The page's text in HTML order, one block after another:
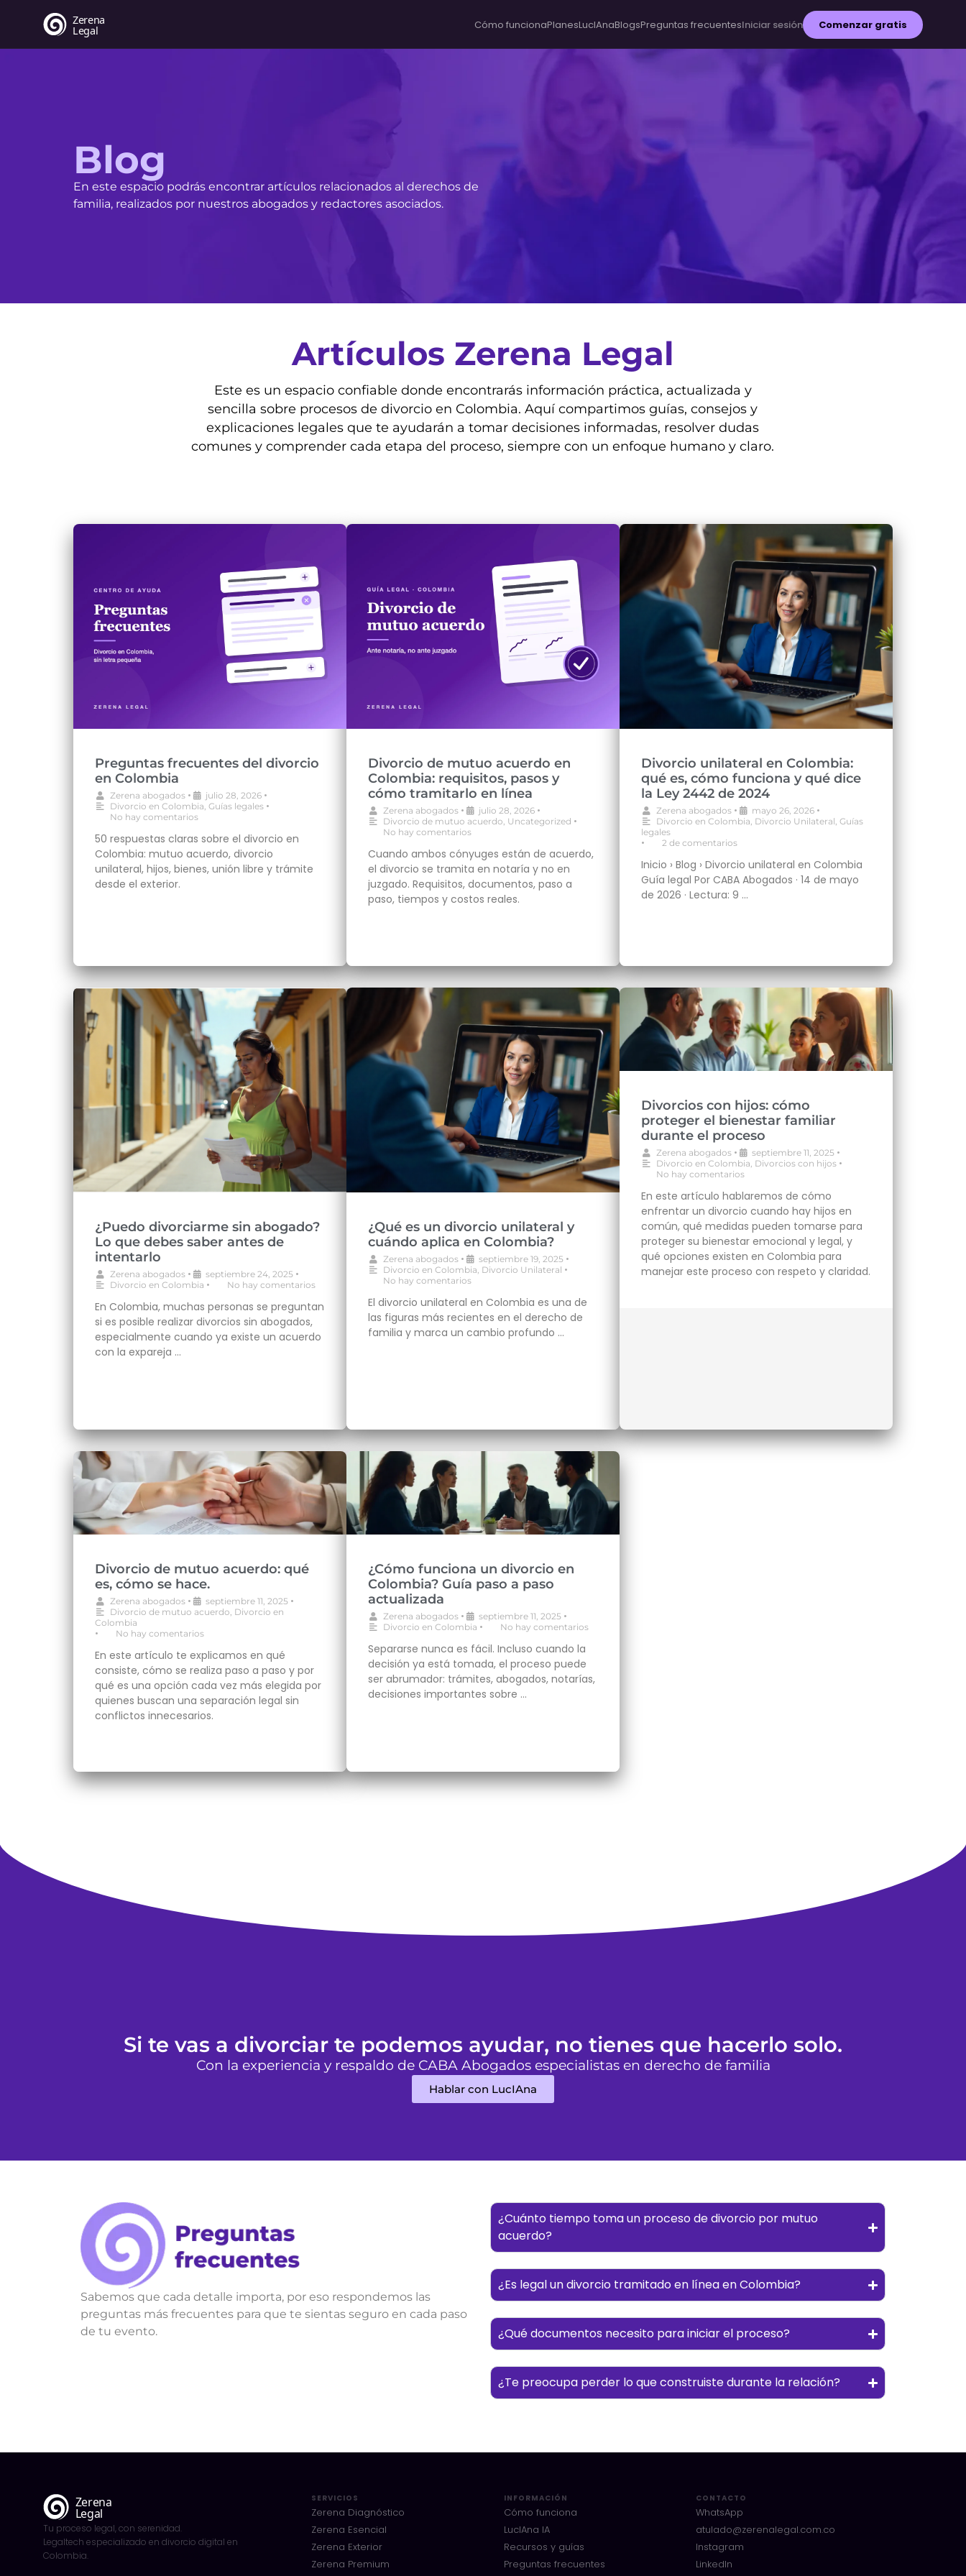
Cómo funcionaPlanesLucIAnaBlogsPreguntas frecuentesIniciar sesión Comenzar gratis
Blog
En este espacio podrás encontrar artículos relacionados al derechos de
familia, realizados por nuestros abogados y redactores asociados.
Artículos Zerena Legal
Este es un espacio confiable donde encontrarás información práctica, actualizada y
sencilla sobre procesos de divorcio en Colombia. Aquí compartimos guías, consejos y
explicaciones legales que te ayudarán a tomar decisiones informadas, resolver dudas
comunes y comprender cada etapa del proceso, siempre con un enfoque humano y claro.
Preguntas frecuentes del divorcio
en Colombia
Zerena abogados • julio 28, 2026 •
Divorcio en Colombia Guías legales •
No hay comentarios
50 respuestas claras sobre el divorcio en
Colombia: mutuo acuerdo, divorcio
unilateral, hijos, bienes, unión libre y trámite
desde el exterior.
Divorcio de mutuo acuerdo en
Colombia: requisitos, pasos y
cómo tramitarlo en línea
Zerena abogados • julio 28, 2026 •
Divorcio de mutuo acuerdo Uncategorized •
No hay comentarios
Cuando ambos cónyuges están de acuerdo,
el divorcio se tramita en notaría y no en
juzgado. Requisitos, documentos, paso a
paso, tiempos y costos reales.
Divorcio unilateral en Colombia:
qué es, cómo funciona y qué dice
la Ley 2442 de 2024
Zerena abogados • mayo 26, 2026 •
Divorcio en Colombia Divorcio Unilateral Guías
legales
• 2 de comentarios
Inicio › Blog › Divorcio unilateral en Colombia
Guía legal Por CABA Abogados · 14 de mayo
de 2026 · Lectura: 9 …
¿Puedo divorciarme sin abogado?
Lo que debes saber antes de
intentarlo
Zerena abogados • septiembre 24, 2025 •
Divorcio en Colombia • No hay comentarios
En Colombia, muchas personas se preguntan
si es posible realizar divorcios sin abogados,
especialmente cuando ya existe un acuerdo
con la expareja …
¿Qué es un divorcio unilateral y
cuándo aplica en Colombia?
Zerena abogados • septiembre 19, 2025 •
Divorcio en Colombia Divorcio Unilateral •
No hay comentarios
El divorcio unilateral en Colombia es una de
las figuras más recientes en el derecho de
familia y marca un cambio profundo …
Divorcios con hijos: cómo
proteger el bienestar familiar
durante el proceso
Zerena abogados • septiembre 11, 2025 •
Divorcio en Colombia, Divorcios con hijos •
No hay comentarios
En este artículo hablaremos de cómo
enfrentar un divorcio cuando hay hijos en
común, qué medidas pueden tomarse para
proteger su bienestar emocional y legal, y
qué opciones existen en Colombia para
manejar este proceso con respeto y claridad.
Divorcio de mutuo acuerdo: qué
es, cómo se hace.
Zerena abogados • septiembre 11, 2025 •
Divorcio de mutuo acuerdo, Divorcio en
Colombia
• No hay comentarios
En este artículo te explicamos en qué
consiste, cómo se realiza paso a paso y por
qué es una opción cada vez más elegida por
quienes buscan una separación legal sin
conflictos innecesarios.
¿Cómo funciona un divorcio en
Colombia? Guía paso a paso
actualizada
Zerena abogados • septiembre 11, 2025 •
Divorcio en Colombia • No hay comentarios
Separarse nunca es fácil. Incluso cuando la
decisión ya está tomada, el proceso puede
ser abrumador: trámites, abogados, notarías,
decisiones importantes sobre …
Si te vas a divorciar te podemos ayudar, no tienes que hacerlo solo.
Con la experiencia y respaldo de CABA Abogados especialistas en derecho de familia
Hablar con LucIAna
Sabemos que cada detalle importa, por eso respondemos las
preguntas más frecuentes para que te sientas seguro en cada paso
de tu evento.
¿Cuánto tiempo toma un proceso de divorcio por mutuo
acuerdo?
¿Es legal un divorcio tramitado en línea en Colombia?
¿Qué documentos necesito para iniciar el proceso?
¿Te preocupa perder lo que construiste durante la relación?
Tu proceso legal, con serenidad.
Legaltech especializado en divorcio digital en
Colombia.
SERVICIOS
Zerena Diagnóstico
Zerena Esencial
Zerena Exterior
Zerena Premium
INFORMACIÓN
Cómo funciona
LucIAna IA
Recursos y guías
Preguntas frecuentes
CONTACTO
WhatsApp
atulado@zerenalegal.com.co
Instagram
LinkedIn